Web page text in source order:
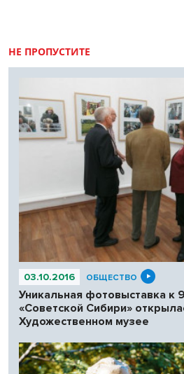
НЕ ПРОПУСТИТЕ
03.10.2016 ОБЩЕСТВО
Уникальная фотовыставка к
«Советской Сибири»
Художественном музее